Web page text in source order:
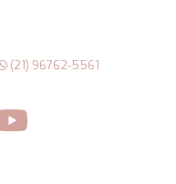
(21) 96762-5561